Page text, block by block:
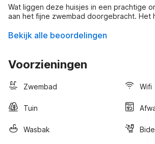
Wat liggen deze huisjes in een prachtige
aan het fijne zwembad doorgebracht. Het
Bekijk alle beoordelingen
Voorzieningen
Zwembad Wifi
Tuin
Wasbak